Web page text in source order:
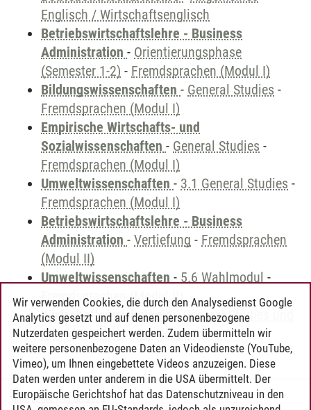
Englisch / Wirtschaftsenglisch
Betriebswirtschaftslehre - Business
Administration - Orientierungsphase
(Semester 1-2) - Fremdsprachen (Modul I)
Bildungswissenschaften - General Studies -
Fremdsprachen (Modul I)
Empirische Wirtschafts- und
Sozialwissenschaften - General Studies -
Fremdsprachen (Modul I)
Umweltwissenschaften - 3.1 General Studies -
Fremdsprachen (Modul I)
Betriebswirtschaftslehre - Business
Administration - Vertiefung - Fremdsprachen
(Modul II)
Umweltwissenschaften - 5.6 Wahlmodul -
Fremdsprachen (Modul II)
Wirtschaftspsychologie-General Studies und
Fremdsprachen-Fremdsprachen
Timo Leder/30.06.2024
Wir verwenden Cookies, die durch den Analysedienst Google
Analytics gesetzt und auf denen personenbezogene
Nutzerdaten gespeichert werden. Zudem übermitteln wir
weitere personenbezogene Daten an Videodienste (YouTube,
Vimeo), um Ihnen eingebettete Videos anzuzeigen. Diese
Daten werden unter anderem in die USA übermittelt. Der
Europäische Gerichtshof hat das Datenschutzniveau in den